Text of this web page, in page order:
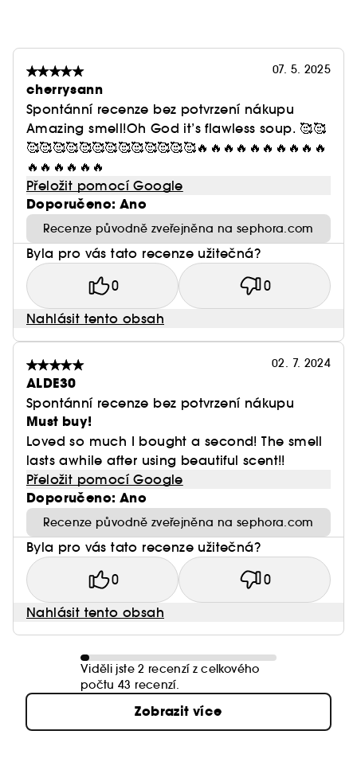
07. 5. 2025
cherrysann
Spontánní recenze bez potvrzení nákupu
Amazing smell!Oh God it’s flawless soup. 🥰🥰
🥰🥰🥰🥰🥰🥰🥰🥰🥰🥰🥰🥰🥰🔥🔥🔥🔥🔥🔥🔥🔥🔥🔥
🔥🔥🔥🔥🔥🔥
Přeložit pomocí Google
Doporučeno: Ano
Recenze původně zveřejněna na sephora.com
Byla pro vás tato recenze užitečná?
0 0
Nahlásit tento obsah
02. 7. 2024
ALDE30
Spontánní recenze bez potvrzení nákupu
Must buy!
Loved so much I bought a second! The smell
lasts awhile after using beautiful scent!!
Přeložit pomocí Google
Doporučeno: Ano
Recenze původně zveřejněna na sephora.com
Byla pro vás tato recenze užitečná?
0 0
Nahlásit tento obsah
Viděli jste 2 recenzí z celkového
počtu 43 recenzí.
Zobrazit více